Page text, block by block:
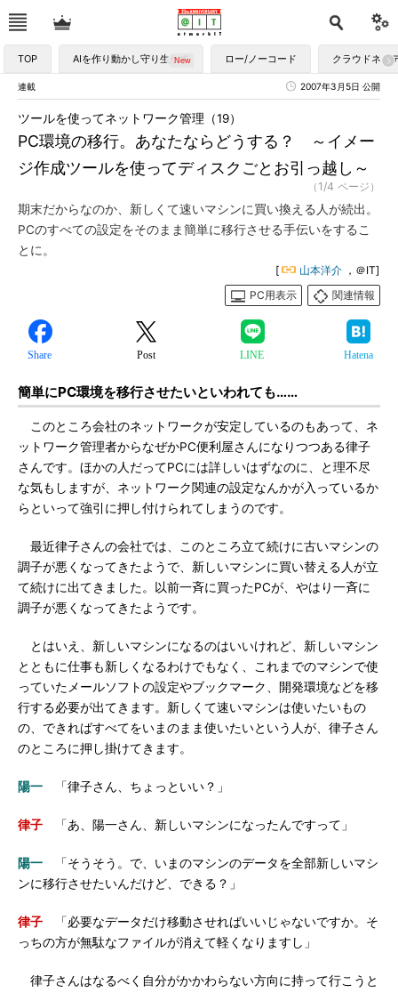
TOP AIを作り動かし守り生かす ロー/ノーコード クラウドネイ
連載 2007年3月5日 公開
PC環境の移行。あなたならどうする？ ～イメー
ジ作成ツールを使ってディスクごとお引っ越し～
ツールを使ってネットワーク管理（19）
（1/4 ページ）
期末だからなのか、新しくて速いマシンに買い換える人が続出。
PCのすべての設定をそのまま簡単に移行させる手伝いをするこ
とに。
[ 山本洋介 ，＠IT]
PC用表示
関連情報
Share Post LINE Hatena
簡単にPC環境を移行させたいといわれても……
このところ会社のネットワークが安定しているのもあって、ネ
ットワーク管理者からなぜかPC便利屋さんになりつつある律子
さんです。ほかの人だってPCには詳しいはずなのに、と理不尽
な気もしますが、ネットワーク関連の設定なんかが入っているか
らといって強引に押し付けられてしまうのです。
最近律子さんの会社では、このところ立て続けに古いマシンの
調子が悪くなってきたようで、新しいマシンに買い替える人が立
て続けに出てきました。以前一斉に買ったPCが、やはり一斉に
調子が悪くなってきたようです。
とはいえ、新しいマシンになるのはいいけれど、新しいマシン
とともに仕事も新しくなるわけでもなく、これまでのマシンで使
っていたメールソフトの設定やブックマーク、開発環境などを移
行する必要が出てきます。新しくて速いマシンは使いたいもの
の、できればすべてをいまのまま使いたいという人が、律子さん
のところに押し掛けてきます。
陽一 「律子さん、ちょっといい？」
律子 「あ、陽一さん、新しいマシンになったんですって」
陽一 「そうそう。で、いまのマシンのデータを全部新しいマシ
ンに移行させたいんだけど、できる？」
律子 「必要なデータだけ移動させればいいじゃないですか。そ
っちの方が無駄なファイルが消えて軽くなりますし」
律子さんはなるべく自分がかかわらない方向に持って行こうと